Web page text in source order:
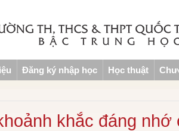
Đăng ký nhập học Học thuật
khắc đáng nhớ